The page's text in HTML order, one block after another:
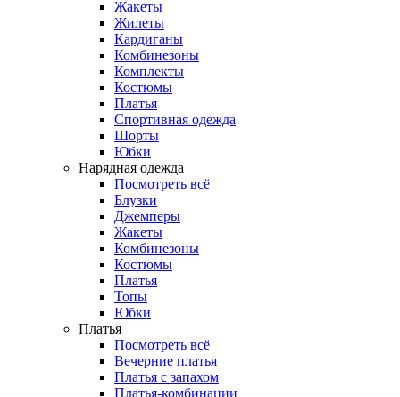
Жакеты
Жилеты
Кардиганы
Комбинезоны
Комплекты
Костюмы
Платья
Спортивная одежда
Шорты
Юбки
Нарядная одежда
Посмотреть всё
Блузки
Джемперы
Жакеты
Комбинезоны
Костюмы
Платья
Топы
Юбки
Платья
Посмотреть всё
Вечерние платья
Платья с запахом
Платья-комбинации